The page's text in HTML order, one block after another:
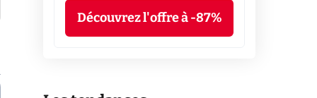
Découvrez l'offre à -87%